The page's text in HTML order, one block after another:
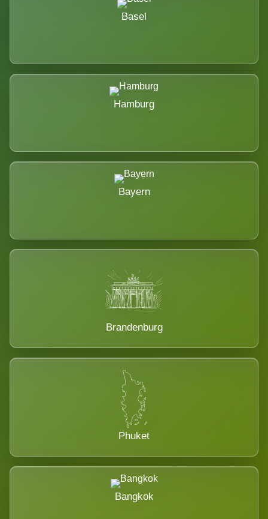
Basel
Hamburg
Bayern
Brandenburg
Phuket
Bangkok